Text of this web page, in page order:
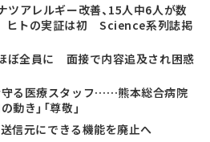
ツアレルギー改善、15人中6人が数
ヒトの実証は初 Science系列誌掲
ほぼ全員に 面接で内容追及され困惑
守る医療スタッフ……熊本総合病院
き」「尊敬」
信元にできる機能を廃止へ